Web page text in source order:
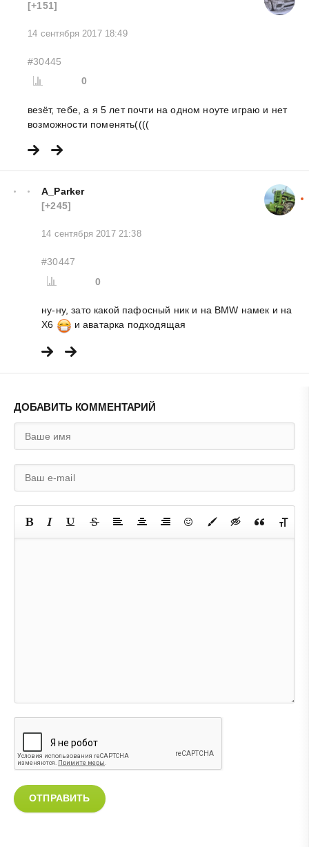
[+151]
14 сентября 2017 18:49
#30445
0
везёт, тебе, а я 5 лет почти на одном ноуте играю и нет
возможности поменять((((
A_Parker
[+245]
14 сентября 2017 21:38
#30447
0
ну-ну, зато какой пафосный ник и на BMW намек и на
X6
и аватарка подходящая
ДОБАВИТЬ КОММЕНТАРИЙ
ОТПРАВИТЬ